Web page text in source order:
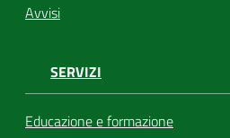
Avvisi
SERVIZI
Educazione e formazione